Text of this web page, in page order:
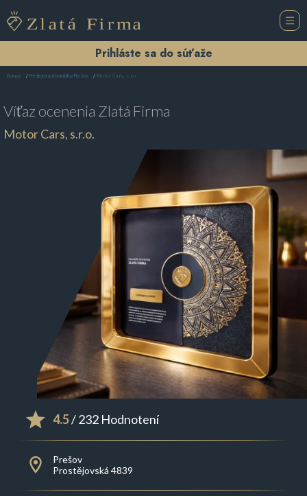
Prihláste sa do súťaže
Domov Predajca automobilov Prešov Motor Cars, s.r.o.
Víťaz ocenenia Zlatá Firma
Motor Cars, s.r.o.
4.5/ 232 Hodnotení
Prešov
Prostějovská 4839